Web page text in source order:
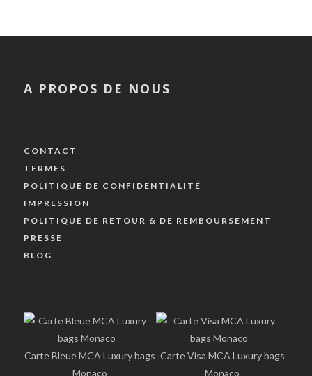
A PROPOS DE NOUS
CONTACT
TERMES
POLITIQUE DE CONFIDENTIALITÉ
IMPRESSION
POLITIQUE DE RETOUR & DE REMBOURSEMENT
PRESSE
BLOG
Carte Bleue MCA Luxury bags
Monaco
Carte Visa MCA Luxury bags
Monaco